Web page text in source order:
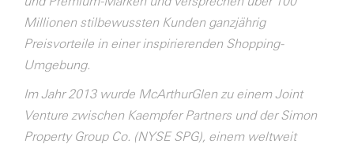
Millionen stilbewussten Kunden ganzjährig
Preisvorteile in einer inspirierenden Shopping-
Umgebung.
Im Jahr 2013 wurde McArthurGlen zu einem Joint
Venture zwischen Kaempfer Partners und der Simon
Property Group Co. (NYSE SPG), einem weltweit